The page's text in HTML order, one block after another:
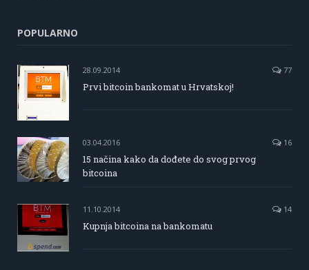
POPULARNO
28.09.2014 77
Prvi bitcoin bankomat u Hrvatskoj!
03.04.2016 16
15 načina kako da dođete do svog prvog
bitcoina
11.10.2014 14
Kupnja bitcoina na bankomatu